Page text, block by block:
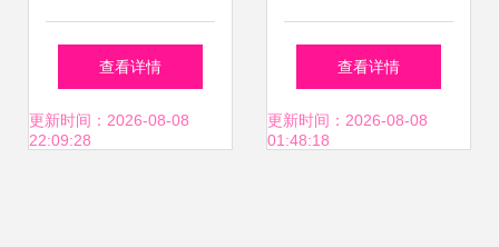
20L防爆双层玻璃
反应釜 品质与安全
查看详情
更新时间：2026-08-08
22:09:28
动机冷却液腐蚀测
定仪销售中，助力
查看详情
更新时间：2026-08-08
01:48:18